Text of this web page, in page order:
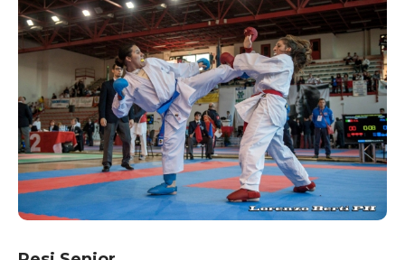
2012 FIRENZE
ABOUT US
COMITATO ORGANIZZATORE
CONTATTACI